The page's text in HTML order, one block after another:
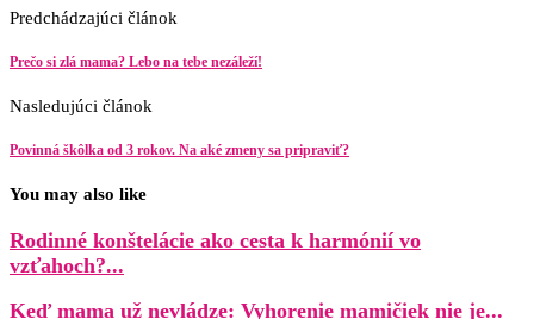
Predchádzajúci článok
Prečo si zlá mama? Lebo na tebe nezáleží!
Nasledujúci článok
Povinná škôlka od 3 rokov. Na aké zmeny sa pripraviť?
You may also like
Rodinné konštelácie ako cesta k harmónií vo
vzťahoch?...
Keď mama už nevládze: Vyhorenie mamičiek nie je...